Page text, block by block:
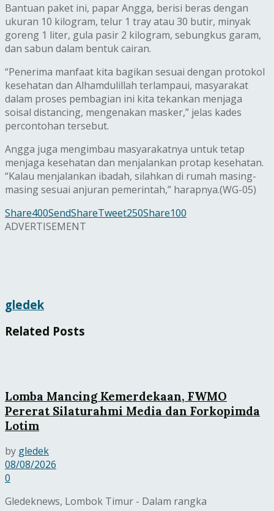
Bantuan paket ini, papar Angga, berisi beras dengan
ukuran 10 kilogram, telur 1 tray atau 30 butir, minyak
goreng 1 liter, gula pasir 2 kilogram, sebungkus garam,
dan sabun dalam bentuk cairan.
“Penerima manfaat kita bagikan sesuai dengan protokol
kesehatan dan Alhamdulillah terlampaui, masyarakat
dalam proses pembagian ini kita tekankan menjaga
soisal distancing, mengenakan masker,” jelas kades
percontohan tersebut.
Angga juga mengimbau masyarakatnya untuk tetap
menjaga kesehatan dan menjalankan protap kesehatan.
“Kalau menjalankan ibadah, silahkan di rumah masing-
masing sesuai anjuran pemerintah,” harapnya.(WG-05)
Share400SendShareTweet250Share100
ADVERTISEMENT
gledek
Related Posts
Lomba Mancing Kemerdekaan, FWMO
Pererat Silaturahmi Media dan Forkopimda
Lotim
by gledek
08/08/2026
0
Gledeknews, Lombok Timur - Dalam rangka